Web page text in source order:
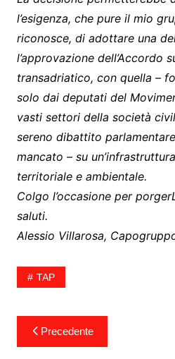
l’esigenza, che pure il mio
riconosce, di adottare una
l’approvazione dell’Accordo
transadriatico, con quella –
solo dai deputati del
vasti settori della società
sereno dibattito
mancato – su
territoriale e ambientale.
Colgo l’occasione per
saluti.
Alessio Villarosa,
TAP
Navigazione
articoli
Precedente